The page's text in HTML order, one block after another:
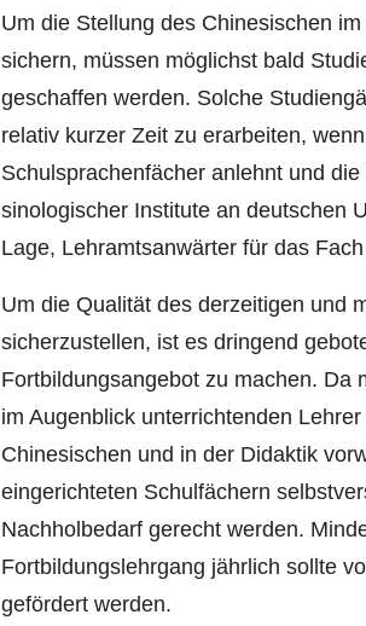
Um die Stellung des Chinesischen
sichern, müssen möglichst bald
geschaffen werden. Solche
relativ kurzer Zeit zu erarbeiten,
Schulsprachenfächer anlehnt und
sinologischer Institute an deutschen
Lage, Lehramtsanwärter für das
Um die Qualität des derzeitigen und
sicherzustellen, ist es dringend
Fortbildungsangebot zu machen. Da
im Augenblick unterrichtenden
Chinesischen und in der Didaktik
eingerichteten Schulfächern
Nachholbedarf gerecht werden.
Fortbildungslehrgang jährlich sollte
gefördert werden.